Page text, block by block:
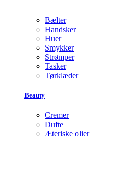
Bælter
Handsker
Huer
Smykker
Strømper
Tasker
Tørklæder
Beauty
Cremer
Dufte
Æteriske olier